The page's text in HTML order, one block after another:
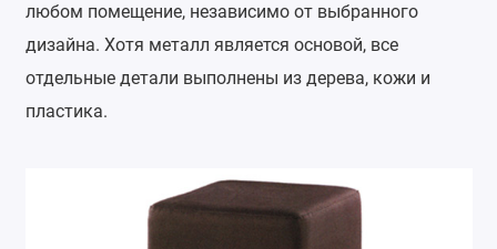
любом помещение, независимо от выбранного
дизайна. Хотя металл является основой, все
отдельные детали выполнены из дерева, кожи и
пластика.